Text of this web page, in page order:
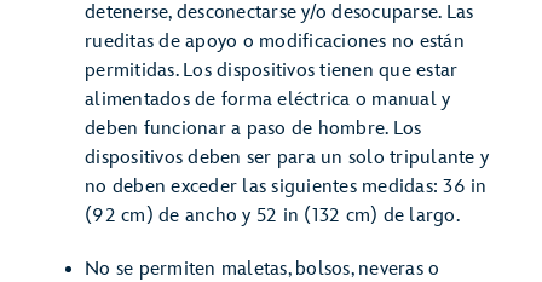
detenerse, desconectarse y/o desocuparse. Las
rueditas de apoyo o modificaciones no están
permitidas. Los dispositivos tienen que estar
alimentados de forma eléctrica o manual y
deben funcionar a paso de hombre. Los
dispositivos deben ser para un solo tripulante y
no deben exceder las siguientes medidas: 36 in
(92 cm) de ancho y 52 in (132 cm) de largo.
No se permiten maletas, bolsos, neveras o